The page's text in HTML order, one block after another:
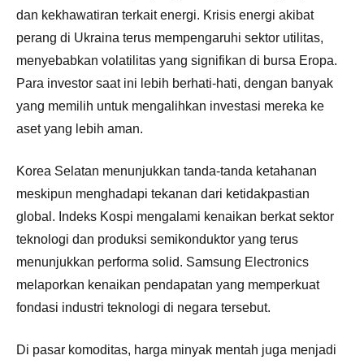
dan kekhawatiran terkait energi. Krisis energi akibat
perang di Ukraina terus mempengaruhi sektor utilitas,
menyebabkan volatilitas yang signifikan di bursa Eropa.
Para investor saat ini lebih berhati-hati, dengan banyak
yang memilih untuk mengalihkan investasi mereka ke
aset yang lebih aman.
Korea Selatan menunjukkan tanda-tanda ketahanan
meskipun menghadapi tekanan dari ketidakpastian
global. Indeks Kospi mengalami kenaikan berkat sektor
teknologi dan produksi semikonduktor yang terus
menunjukkan performa solid. Samsung Electronics
melaporkan kenaikan pendapatan yang memperkuat
fondasi industri teknologi di negara tersebut.
Di pasar komoditas, harga minyak mentah juga menjadi